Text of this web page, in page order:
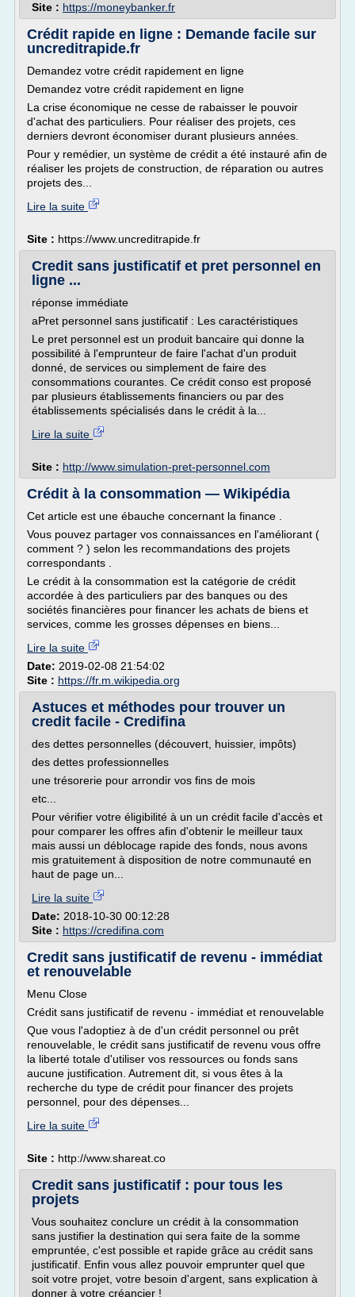
Site : https://moneybanker.fr
Crédit rapide en ligne : Demande facile sur
uncreditrapide.fr
Demandez votre crédit rapidement en ligne
Demandez votre crédit rapidement en ligne
La crise économique ne cesse de rabaisser le pouvoir
d'achat des particuliers. Pour réaliser des projets, ces
derniers devront économiser durant plusieurs années.
Pour y remédier, un système de crédit a été instauré afin de
réaliser les projets de construction, de réparation ou autres
projets des...
Lire la suite
Site : https://www.uncreditrapide.fr
Credit sans justificatif et pret personnel en
ligne ...
réponse immédiate
aPret personnel sans justificatif : Les caractéristiques
Le pret personnel est un produit bancaire qui donne la
possibilité à l'emprunteur de faire l'achat d'un produit
donné, de services ou simplement de faire des
consommations courantes. Ce crédit conso est proposé
par plusieurs établissements financiers ou par des
établissements spécialisés dans le crédit à la...
Lire la suite
Site : http://www.simulation-pret-personnel.com
Crédit à la consommation — Wikipédia
Cet article est une ébauche concernant la finance .
Vous pouvez partager vos connaissances en l'améliorant (
comment ? ) selon les recommandations des projets
correspondants .
Le crédit à la consommation est la catégorie de crédit
accordée à des particuliers par des banques ou des
sociétés financières pour financer les achats de biens et
services, comme les grosses dépenses en biens...
Lire la suite
Date: 2019-02-08 21:54:02
Site : https://fr.m.wikipedia.org
Astuces et méthodes pour trouver un
credit facile - Credifina
des dettes personnelles (découvert, huissier, impôts)
des dettes professionnelles
une trésorerie pour arrondir vos fins de mois
etc...
Pour vérifier votre éligibilité à un un crédit facile d'accès et
pour comparer les offres afin d'obtenir le meilleur taux
mais aussi un déblocage rapide des fonds, nous avons
mis gratuitement à disposition de notre communauté en
haut de page un...
Lire la suite
Date: 2018-10-30 00:12:28
Site : https://credifina.com
Credit sans justificatif de revenu - immédiat
et renouvelable
Menu Close
Crédit sans justificatif de revenu - immédiat et renouvelable
Que vous l'adoptiez à de d'un crédit personnel ou prêt
renouvelable, le crédit sans justificatif de revenu vous offre
la liberté totale d'utiliser vos ressources ou fonds sans
aucune justification. Autrement dit, si vous êtes à la
recherche du type de crédit pour financer des projets
personnel, pour des dépenses...
Lire la suite
Site : http://www.shareat.co
Credit sans justificatif : pour tous les
projets
Vous souhaitez conclure un crédit à la consommation
sans justifier la destination qui sera faite de la somme
empruntée, c'est possible et rapide grâce au crédit sans
justificatif. Enfin vous allez pouvoir emprunter quel que
soit votre projet, votre besoin d'argent, sans explication à
donner à votre créancier !